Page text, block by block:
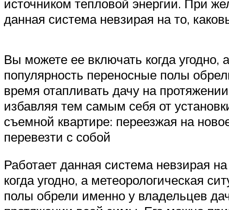
источником тепловой энергии. При
данная система невзирая на то,
Вы можете ее включать когда угодно,
популярность переносные полы
время отапливать дачу на
избавляя тем самым себя от
съемной квартире: переезжая на
перевезти с собой
Работает данная система невзирая
когда угодно, а метеорологическая
полы обрели именно у владельцев